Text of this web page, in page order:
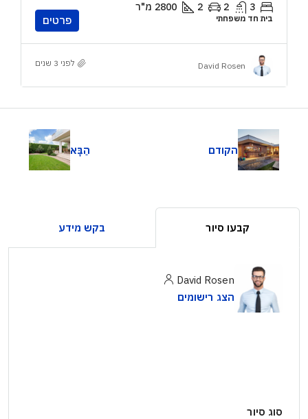
3
2
2
2800 מ"ר
בית חד משפחתי פרטים
David Rosen לפני 3 שנים
הקודם הַבָּא
קבעו סיור בקש מידע
David Rosen
הצג רישומים
סוג סיור